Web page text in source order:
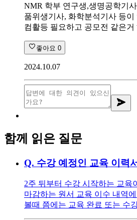
NMR 학부 연구생,생명공학기
품위생기사, 화학분석기사 등
컴활등 필요하고 공모전 같은거
좋아요 0
2024.10.07
함께 읽은 질문
Q. 수강 예정인 교육 이력
2주 뒤부터 수강 시작하는 교육
마감하는 원서 교육 이수 내역
볼때 쯤에는 교육 완료 또는 수